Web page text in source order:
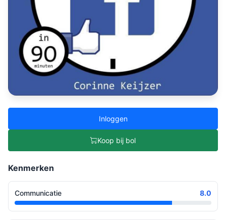
Inloggen
Koop bij bol
Kenmerken
Communicatie 8.0